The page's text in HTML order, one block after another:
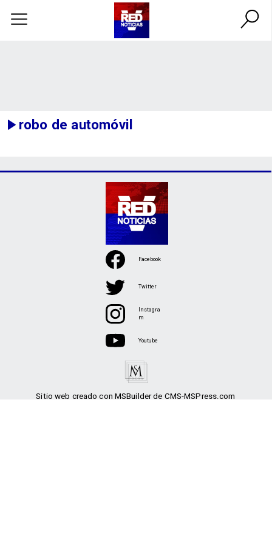
robo de automóvil
Sitio web creado con MSBuilder de CMS-MSPress.com
Facebook
Twitter
Instagra
m
Youtube